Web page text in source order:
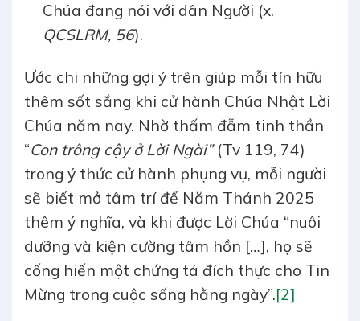
Chúa đang nói với dân Người (x.
QCSLRM, 56).
Ước chi những gợi ý trên giúp mỗi tín hữu
thêm sốt sắng khi cử hành Chúa Nhật Lời
Chúa năm nay. Nhờ thấm đẫm tinh thần
“Con trông cậy ở Lời Ngài”(Tv 119, 74)
trong ý thức cử hành phụng vụ, mỗi người
sẽ biết mở tâm trí để Năm Thánh 2025
thêm ý nghĩa, và khi được Lời Chúa “nuôi
dưỡng và kiện cường tâm hồn […], họ sẽ
cống hiến một chứng tá đích thực cho Tin
Mừng trong cuộc sống hằng ngày”.[2]